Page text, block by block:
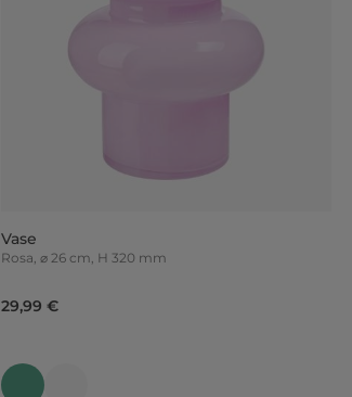
Vase
Rosa, ⌀ 26 cm, H 320 mm
29,99 €